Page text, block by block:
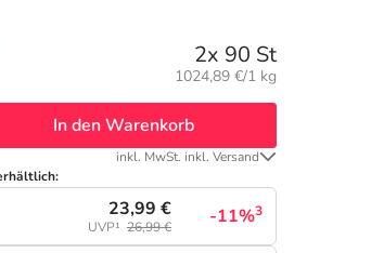
2x 90 St
Grundpreis:
1024,89 €/1 kg
In den Warenkorb
inkl. MwSt. inkl. Versand
23,99 €
UVP¹ 26,99 € -11%3